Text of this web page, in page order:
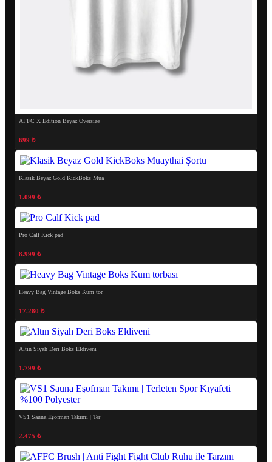
AFFC X Edition Beyaz Oversize
699 ₺
Klasik Beyaz Gold KickBoks Mua
1.099 ₺
Pro Calf Kick pad
8.999 ₺
Heavy Bag Vintage Boks Kum tor
17.280 ₺
Altın Siyah Deri Boks Eldiveni
1.799 ₺
VS1 Sauna Eşofman Takımı | Ter
2.475 ₺